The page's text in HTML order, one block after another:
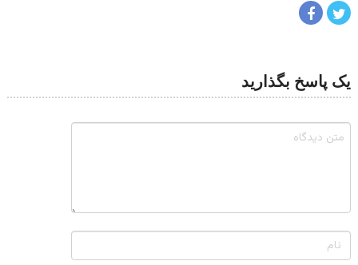
یک پاسخ بگذارید